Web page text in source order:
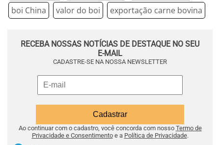
boi China
valor do boi exportação carne bovina
RECEBA NOSSAS NOTÍCIAS DE DESTAQUE NO SEU
E-MAIL
CADASTRE-SE NA NOSSA NEWSLETTER
Ao continuar com o cadastro, você concorda com nosso Termo de
Privacidade e Consentimentoe a Política de Privacidade.